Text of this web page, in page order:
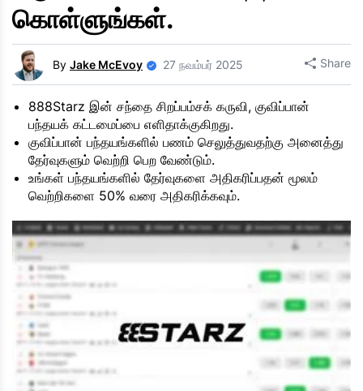
கொள்ளுங்கள்.
By Jake McEvoy 27 நவம்பர் 2025 Share
888Starz இன் சந்தை சிறப்பம்சக் கருவி, குவிப்பான்
பந்தயக் கட்டமைப்பை எளிதாக்குகிறது.
குவிப்பான் பந்தயங்களில் பணம் செலுத்துவதற்கு அனைத்து
தேர்வுகளும் வெற்றி பெற வேண்டும்.
உங்கள் பந்தயங்களில் தேர்வுகளை அதிகரிப்பதன் மூலம்
வெற்றிகளை 50% வரை அதிகரிக்கவும்.